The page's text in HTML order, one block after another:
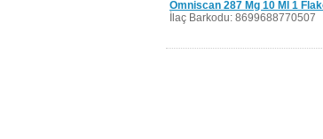
Omniscan 287 Mg 10 Ml 1
İlaç Barkodu: 8699688770507